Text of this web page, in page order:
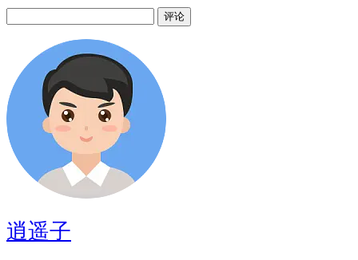
评论
逍遥子